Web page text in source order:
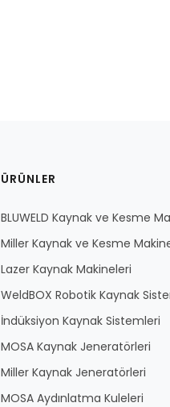
ÜRÜNLER
BLUWELD Kaynak ve Kesme
Miller Kaynak ve Kesme
Lazer Kaynak Makineleri
WeldBOX Robotik Kaynak
İndüksiyon Kaynak Sistemleri
MOSA Kaynak Jeneratörleri
Miller Kaynak Jeneratörleri
MOSA Aydınlatma Kuleleri